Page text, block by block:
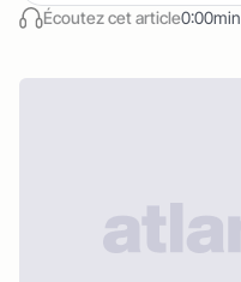
Écoutez cet article0:00min